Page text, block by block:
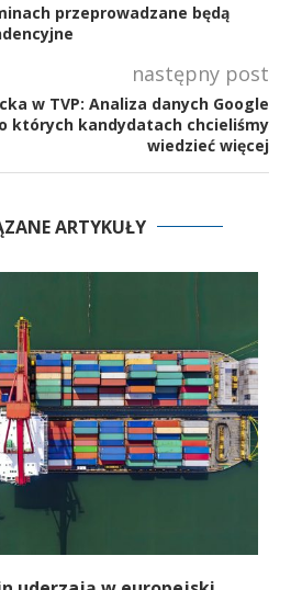
przeprowadzane będą
następny post
w TVP: Analiza danych Google
których kandydatach chcieliśmy
wiedzieć więcej
ARTYKUŁY